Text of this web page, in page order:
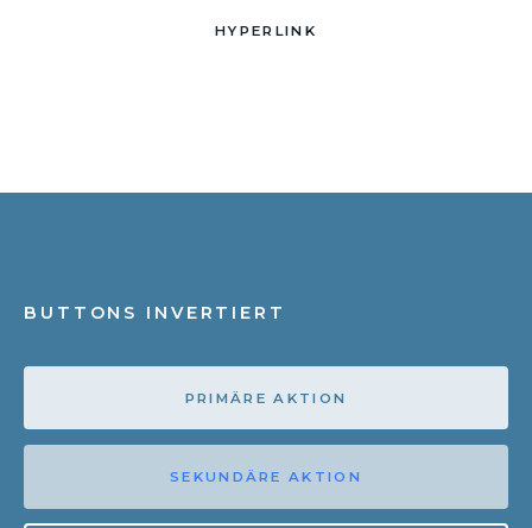
HYPERLINK
BUTTONS INVERTIERT
PRIMÄRE AKTION
SEKUNDÄRE AKTION